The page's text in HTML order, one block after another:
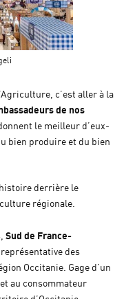
c’est aller à la
de nos
le meilleur d’eux-
bien produire et du bien
derrière le
régionale.
Sud de France-
des
Occitanie. Gage d’un
au consommateur